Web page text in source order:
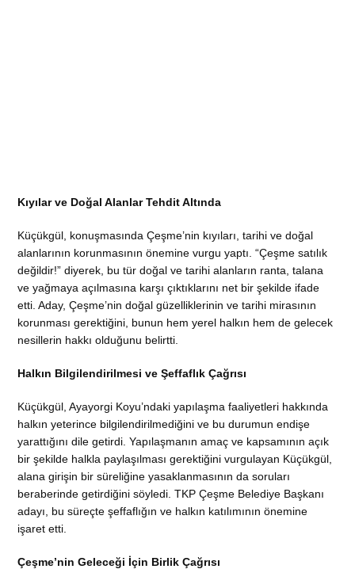
Kıyılar ve Doğal Alanlar Tehdit Altında
Küçükgül, konuşmasında Çeşme’nin kıyıları, tarihi ve doğal
alanlarının korunmasının önemine vurgu yaptı. “Çeşme satılık
değildir!” diyerek, bu tür doğal ve tarihi alanların ranta, talana
ve yağmaya açılmasına karşı çıktıklarını net bir şekilde ifade
etti. Aday, Çeşme’nin doğal güzelliklerinin ve tarihi mirasının
korunması gerektiğini, bunun hem yerel halkın hem de gelecek
nesillerin hakkı olduğunu belirtti.
Halkın Bilgilendirilmesi ve Şeffaflık Çağrısı
Küçükgül, Ayayorgi Koyu’ndaki yapılaşma faaliyetleri hakkında
halkın yeterince bilgilendirilmediğini ve bu durumun endişe
yarattığını dile getirdi. Yapılaşmanın amaç ve kapsamının açık
bir şekilde halkla paylaşılması gerektiğini vurgulayan Küçükgül,
alana girişin bir süreliğine yasaklanmasının da soruları
beraberinde getirdiğini söyledi. TKP Çeşme Belediye Başkanı
adayı, bu süreçte şeffaflığın ve halkın katılımının önemine
işaret etti.
Çeşme’nin Geleceği İçin Birlik Çağrısı